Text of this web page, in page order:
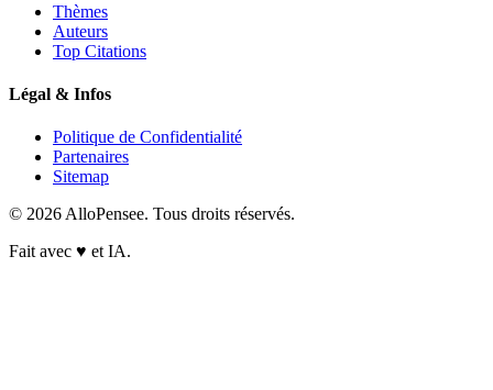
Thèmes
Auteurs
Top Citations
Légal & Infos
Politique de Confidentialité
Partenaires
Sitemap
© 2026 AlloPensee. Tous droits réservés.
Fait avec ♥ et IA.